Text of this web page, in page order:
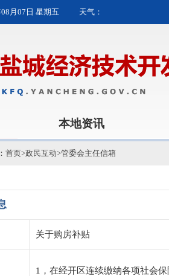
月07日 星期五 天气：
本地资讯
首页>政民互动>管委会主任信箱
关于购房补贴
1，在经开区连续缴纳各项社会